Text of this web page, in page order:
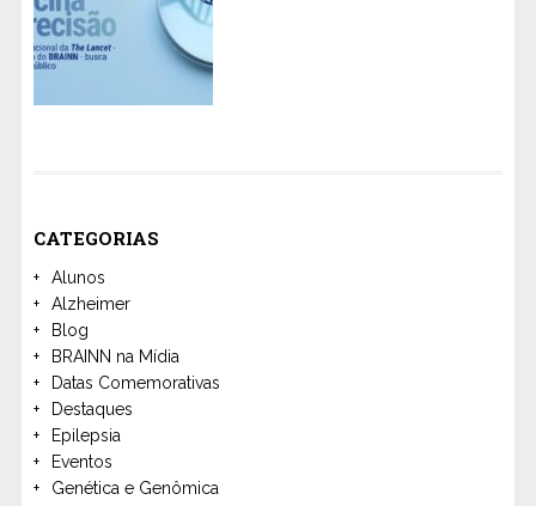
CATEGORIAS
Alunos
Alzheimer
Blog
BRAINN na Mídia
Datas Comemorativas
Destaques
Epilepsia
Eventos
Genética e Genômica